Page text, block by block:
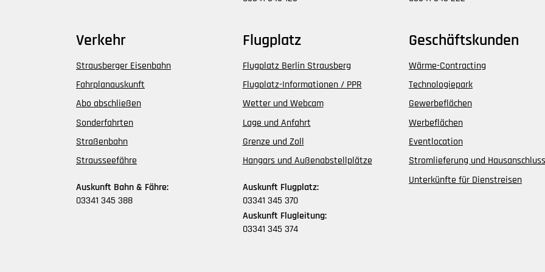
Verkehr
Strausberger Eisenbahn
Fahrplanauskunft
Abo abschließen
Sonderfahrten
Straßenbahn
Strausseefähre
Auskunft Bahn & Fähre:
03341 345 388
Flugplatz
Flugplatz Berlin Strausberg
Flugplatz-Informationen / PPR
Wetter und Webcam
Lage und Anfahrt
Grenze und Zoll
Hangars und Außenabstellplätze
Auskunft Flugplatz:
03341 345 370
Auskunft Flugleitung:
03341 345 374
Geschäftskunden
Wärme-Contracting
Technologiepark
Gewerbeflächen
Werbeflächen
Eventlocation
Stromlieferung und Hausanschluss
Unterkünfte für Dienstreisen